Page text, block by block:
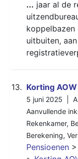
... jaar al de
koppelbazen
uitbuiten,
13. Korting AOW
5 juni 2025 |
Aanvullende
Rekenkamer,
Berekening,
Pensioenen >